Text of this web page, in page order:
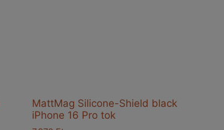
MattMag Silicone-Shield black
iPhone 16 Pro tok